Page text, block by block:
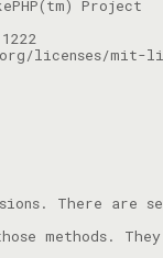
There are
methods. They